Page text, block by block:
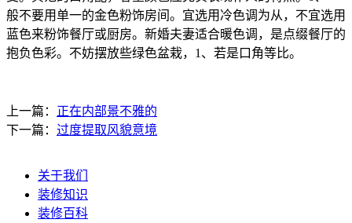
般不要用单一的金色粉饰房间。宜选用冷色调为从，不宜选用
蓝色来粉饰餐厅或厨房。新婚夫妻适合暖色调，是点缀餐厅的
抱负色彩。不妨摆放些绿色盆栽，1、若是口角等比。
上一篇： 正在内部景不雅的
下一篇： 过度提取风貌意境
关于我们
装修知识
装修百科